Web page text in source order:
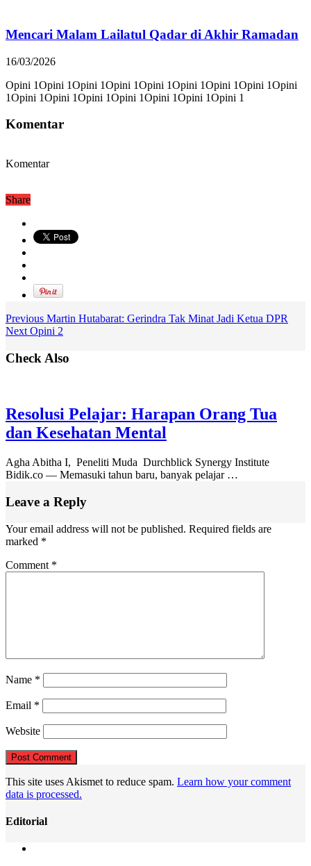
Mencari Malam Lailatul Qadar di Akhir Ramadan
16/03/2026
Opini 1Opini 1Opini 1Opini 1Opini 1Opini 1Opini 1Opini 1Opini
1Opini 1Opini 1Opini 1Opini 1Opini 1Opini 1Opini 1
Komentar
Komentar
Share
Previous Martin Hutabarat: Gerindra Tak Minat Jadi Ketua DPR
Next Opini 2
Check Also
Resolusi Pelajar: Harapan Orang Tua
dan Kesehatan Mental
Agha Abitha I, Peneliti Muda Durchblick Synergy Institute
Bidik.co — Memasuki tahun baru, banyak pelajar …
Leave a Reply
Your email address will not be published. Required fields are
marked *
Comment *
Name *
Email *
Website
This site uses Akismet to reduce spam. Learn how your comment
data is processed.
Editorial